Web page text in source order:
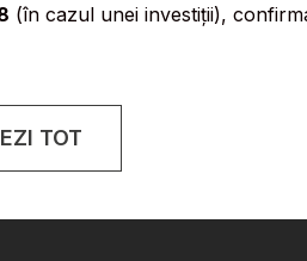
(în cazul unei investiții),
TOT